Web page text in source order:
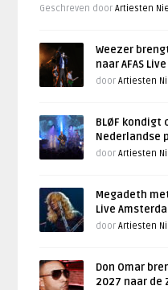
Geschreven doorArtiesten
Weezer
naar AFAS
doorArtiesten
BLØF kondigt
Nederlandse
doorArtiesten
Megadeth
Live
doorArtiesten
Don Omar
2027 naar de